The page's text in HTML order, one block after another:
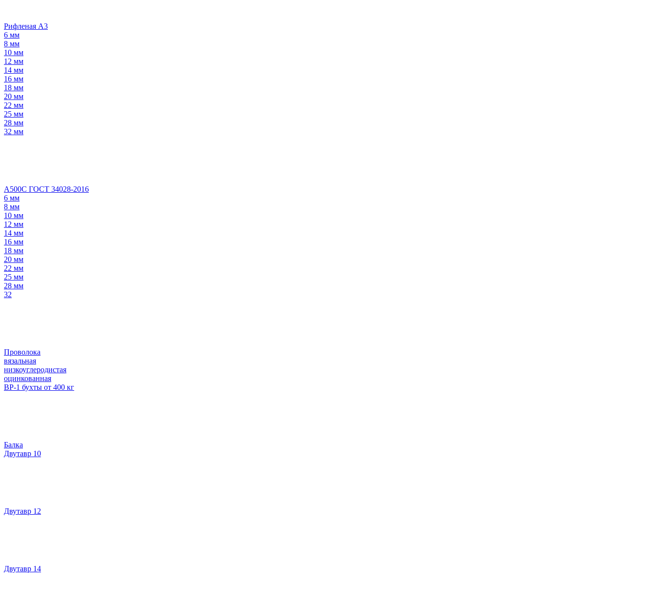
Рифленая А3
6 мм
8 мм
10 мм
12 мм
14 мм
16 мм
18 мм
20 мм
22 мм
25 мм
28 мм
32 мм
А500С ГОСТ 34028-2016
6 мм
8 мм
10 мм
12 мм
14 мм
16 мм
18 мм
20 мм
22 мм
25 мм
28 мм
32
Проволока
вязальная
низкоуглеродистая
оцинкованная
ВР-1 бухты от 400 кг
Балка
Двутавр 10
Двутавр 12
Двутавр 14